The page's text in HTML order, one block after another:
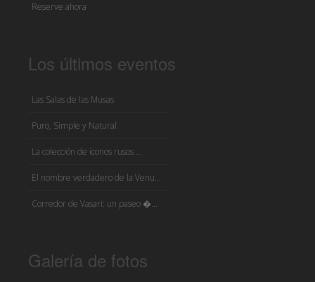
Reserve ahora
Los últimos eventos
Las Salas de las Musas
Puro, Simple y Natural
La colección de iconos rusos ...
El nombre verdadero de la Venu...
Corredor de Vasari: un paseo �...
Galería de fotos